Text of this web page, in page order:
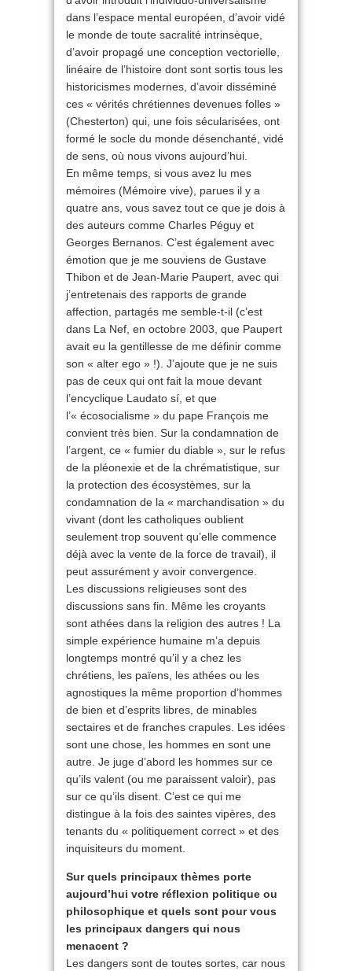
dans l’espace mental européen, d’avoir vidé
le monde de toute sacralité intrinsèque,
d’avoir propagé une conception vectorielle,
linéaire de l’histoire dont sont sortis tous les
historicismes modernes, d’avoir disséminé
ces « vérités chrétiennes devenues folles »
(Chesterton) qui, une fois sécularisées, ont
formé le socle du monde désenchanté, vidé
de sens, où nous vivons aujourd’hui.
En même temps, si vous avez lu mes
mémoires (Mémoire vive), parues il y a
quatre ans, vous savez tout ce que je dois à
des auteurs comme Charles Péguy et
Georges Bernanos. C’est également avec
émotion que je me souviens de Gustave
Thibon et de Jean-Marie Paupert, avec qui
j’entretenais des rapports de grande
affection, partagés me semble-t-il (c’est
dans La Nef, en octobre 2003, que Paupert
avait eu la gentillesse de me définir comme
son « alter ego » !). J’ajoute que je ne suis
pas de ceux qui ont fait la moue devant
l’encyclique Laudato sí, et que
l’« écosocialisme » du pape François me
convient très bien. Sur la condamnation de
l’argent, ce « fumier du diable », sur le refus
de la pléonexie et de la chrématistique, sur
la protection des écosystèmes, sur la
condamnation de la « marchandisation » du
vivant (dont les catholiques oublient
seulement trop souvent qu’elle commence
déjà avec la vente de la force de travail), il
peut assurément y avoir convergence.
Les discussions religieuses sont des
discussions sans fin. Même les croyants
sont athées dans la religion des autres ! La
simple expérience humaine m’a depuis
longtemps montré qu’il y a chez les
chrétiens, les païens, les athées ou les
agnostiques la même proportion d’hommes
de bien et d’esprits libres, de minables
sectaires et de franches crapules. Les idées
sont une chose, les hommes en sont une
autre. Je juge d’abord les hommes sur ce
qu’ils valent (ou me paraissent valoir), pas
sur ce qu’ils disent. C’est ce qui me
distingue à la fois des saintes vipères, des
tenants du « politiquement correct » et des
inquisiteurs du moment.
Sur quels principaux thèmes porte
aujourd’hui votre réflexion politique ou
philosophique et quels sont pour vous
les principaux dangers qui nous
menacent ?
Les dangers sont de toutes sortes, car nous